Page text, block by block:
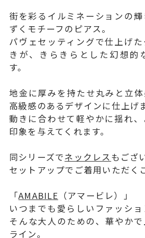
街を彩るイルミネーションの
ずくモチーフのピアス。
パヴェセッティングで仕上げ
きが、きらきらとした幻想的
す。
地金に厚みを持たせ丸みと立体
高級感のあるデザインに仕上げ
動きに合わせて軽やかに揺れ
印象を与えてくれます。
同シリーズでネックレス もござ
セットアップでご着用いただく
「AMABILE （アマービレ）」
いつまでも愛らしいファッシ
そんな大人のための、華やか
ライン。